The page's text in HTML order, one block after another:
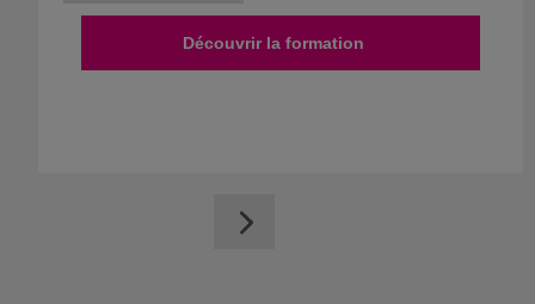
Découvrir la formation